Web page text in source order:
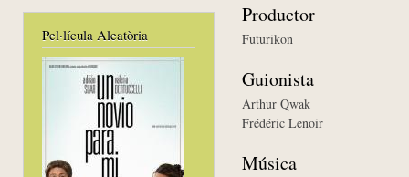
Pel·lícula Aleatòria
Productor
Futurikon
Guionista
Arthur Qwak
Frédéric Lenoir
Música